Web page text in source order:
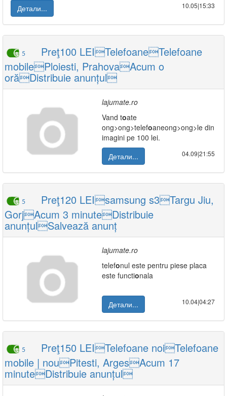
Детали...
10.05|15:33
5
Preţ100 LEITelefoaneTelefoane
mobilePloiesti, PrahovaAcum o
orăDistribuie anunțul
lajumate.ro
Vand toate
ong>ong>telefoaneong>ong>le din
imagini pe 100 lei.
Детали...
04.09|21:55
5
Preţ120 LEIsamsung s3Targu Jiu,
GorjAcum 3 minuteDistribuie
anunțulSalvează anunț
lajumate.ro
telefonul este pentru piese placa
este functionala
Детали... 10.04|04:27
5
Preţ150 LEITelefoane noiTelefoane
mobile | nouPitesti, ArgesAcum 17
minuteDistribuie anunțul